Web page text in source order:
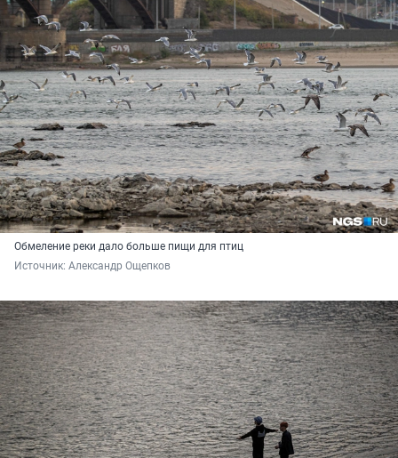
Обмеление реки дало больше пищи для птиц
Источник: Александр Ощепков